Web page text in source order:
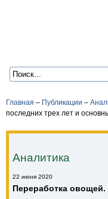
Главная – Публикации –
последних трех лет и
Аналитика
22 июня 2020
Переработка